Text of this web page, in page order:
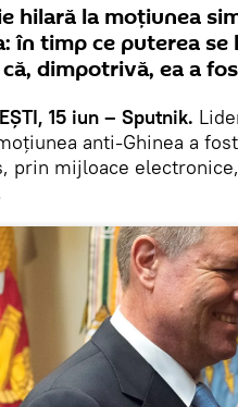
hilară la moțiunea
în timp ce puterea
dimpotrivă, ea a
15 iun – Sputnik.
anti-Ghinea a
prin mijloace